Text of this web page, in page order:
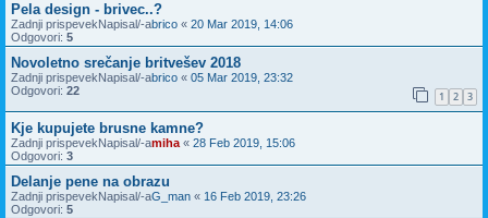
Pela design - brivec..?
Zadnji prispevekNapisal/-abrico « 20 Mar 2019, 14:06
Odgovori: 5
Novoletno srečanje britvešev 2018
Zadnji prispevekNapisal/-abrico « 05 Mar 2019, 23:32
Odgovori: 22 1 2 3
Kje kupujete brusne kamne?
Zadnji prispevekNapisal/-amiha « 28 Feb 2019, 15:06
Odgovori: 3
Delanje pene na obrazu
Zadnji prispevekNapisal/-aG_man « 16 Feb 2019, 23:26
Odgovori: 5